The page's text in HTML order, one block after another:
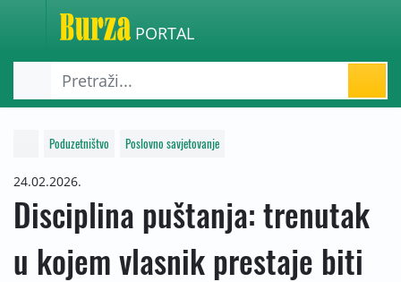
PORTAL
Poduzetništvo Poslovno savjetovanje
24.02.2026.
Disciplina puštanja: trenutak
u kojem vlasnik prestaje biti